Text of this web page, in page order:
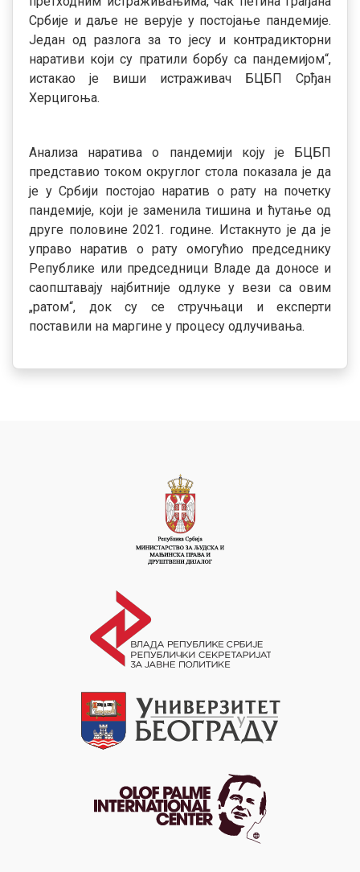
Србије и даље не верује у постојање пандемије.
Један од разлога за то јесу и контрадикторни
наративи који су пратили борбу са пандемијом“,
истакао је виши истраживач БЦБП Срђан
Херцигоња.
Анализа наратива о пандемији коју је БЦБП
представио током округлог стола показала је да
је у Србији постојао наратив о рату на почетку
пандемије, који је заменила тишина и ћутање од
друге половине 2021. године. Истакнуто је да је
управо наратив о рату омогућио председнику
Републике или председници Владе да доносе и
саопштавају најбитније одлуке у вези са овим
„ратом“, док су се стручњаци и експерти
поставили на маргине у процесу одлучивања.